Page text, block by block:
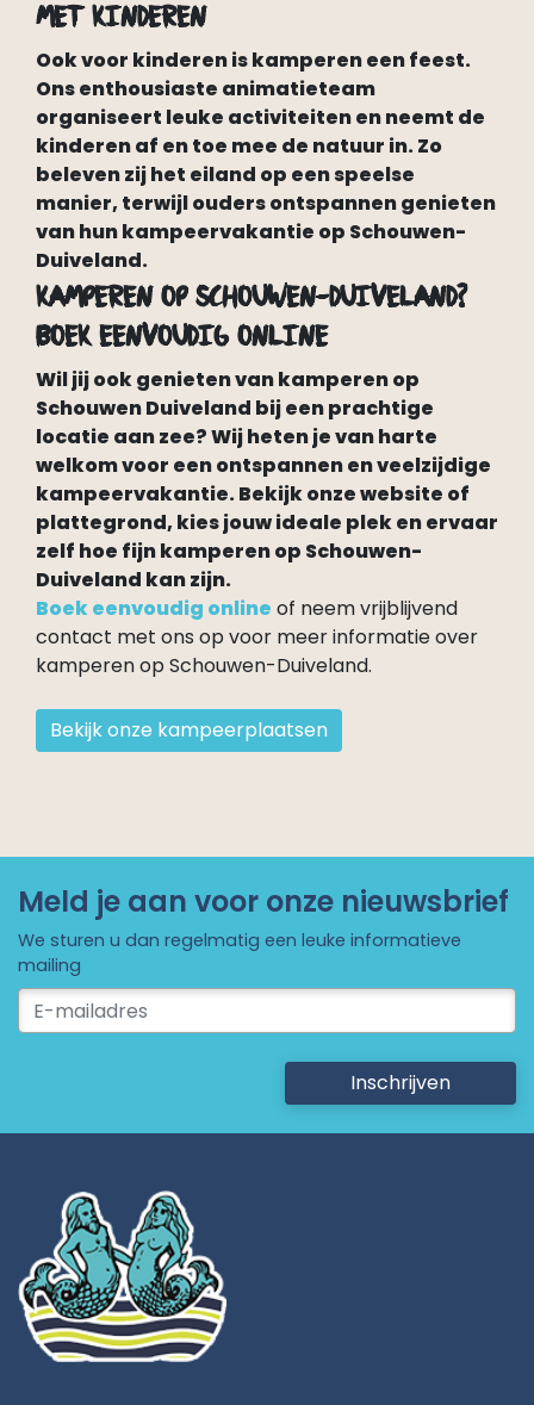
met kinderen
Ook voor kinderen is kamperen een feest.
Ons enthousiaste animatieteam
organiseert leuke activiteiten en neemt de
kinderen af en toe mee de natuur in. Zo
beleven zij het eiland op een speelse
manier, terwijl ouders ontspannen genieten
van hun kampeervakantie op Schouwen-
Duiveland.
Kamperen op Schouwen-Duiveland?
Boek eenvoudig online
Wil jij ook genieten van kamperen op
Schouwen Duiveland bij een prachtige
locatie aan zee? Wij heten je van harte
welkom voor een ontspannen en veelzijdige
kampeervakantie. Bekijk onze website of
plattegrond, kies jouw ideale plek en ervaar
zelf hoe fijn kamperen op Schouwen-
Duiveland kan zijn.
Boek eenvoudig online of neem vrijblijvend
contact met ons op voor meer informatie over
kamperen op Schouwen-Duiveland.
Bekijk onze kampeerplaatsen
Meld je aan voor onze nieuwsbrief
We sturen u dan regelmatig een leuke informatieve
mailing
Inschrijven